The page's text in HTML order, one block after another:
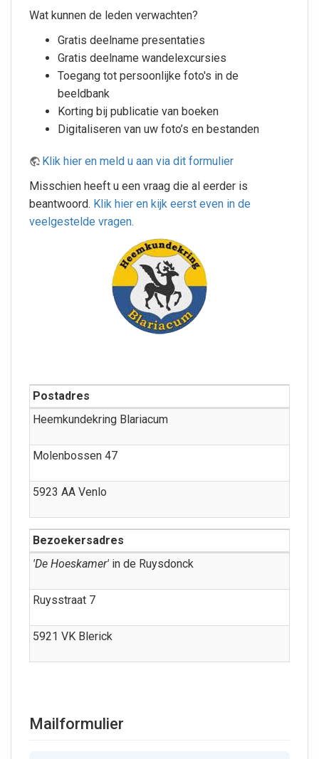
Wat kunnen de leden verwachten?
Gratis deelname presentaties
Gratis deelname wandelexcursies
Toegang tot persoonlijke foto's in de
beeldbank
Korting bij publicatie van boeken
Digitaliseren van uw foto’s en bestanden
Klik hier en meld u aan via dit formulier
Misschien heeft u een vraag die al eerder is
beantwoord. Klik hier en kijk eerst even in de
veelgestelde vragen.
Postadres
Heemkundekring Blariacum
Molenbossen 47
5923 AA Venlo
Bezoekersadres
'De Hoeskamer' in de Ruysdonck
Ruysstraat 7
5921 VK Blerick
Mailformulier